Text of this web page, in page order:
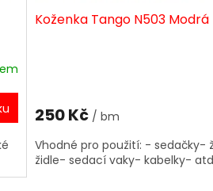
Koženka Tango N503
250 Kč / bm
Vhodné pro použití: - sedačky-
židle- sedací vaky- kabelky- atd